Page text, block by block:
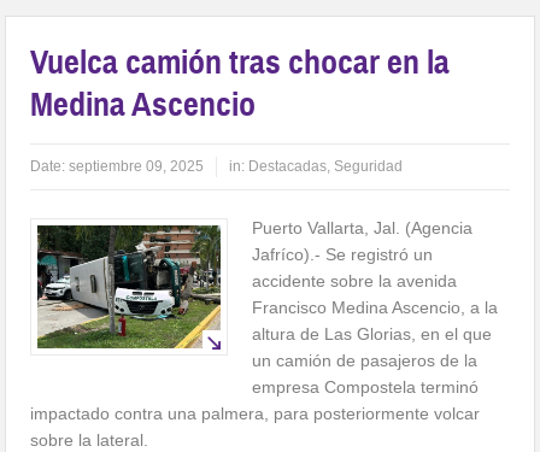
Vuelca camión tras chocar en la
Medina Ascencio
Date:septiembre 09, 2025 in: Destacadas, Seguridad
Puerto Vallarta, Jal. (Agencia
Jafríco).- Se registró un
accidente sobre la avenida
Francisco Medina Ascencio, a la
altura de Las Glorias, en el que
un camión de pasajeros de la
empresa Compostela terminó
impactado contra una palmera, para posteriormente volcar
sobre la lateral.